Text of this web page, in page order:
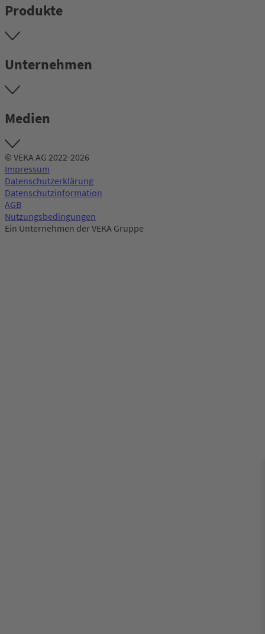
Produkte
Unternehmen
Medien
© VEKA AG 2022-2026
Impressum
Datenschutzerklärung
Datenschutzinformation
AGB
Nutzungsbedingungen
Ein Unternehmen der VEKA Gruppe